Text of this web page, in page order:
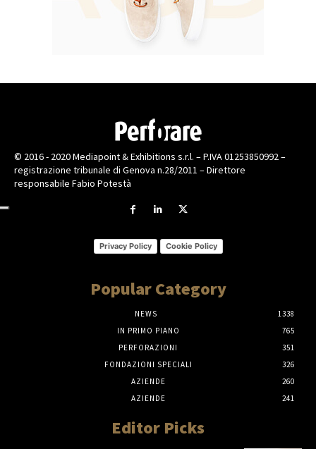
© 2016 - 2020 Mediapoint & Exhibitions s.r.l. – P.IVA 01253850992 –
registrazione tribunale di Genova n.28/2011 – Direttore
responsabile Fabio Potestà
Privacy Policy Cookie Policy
Popular Category
NEWS
1338
IN PRIMO PIANO
765
PERFORAZIONI
351
FONDAZIONI SPECIALI
326
AZIENDE
260
AZIENDE
241
Editor Picks